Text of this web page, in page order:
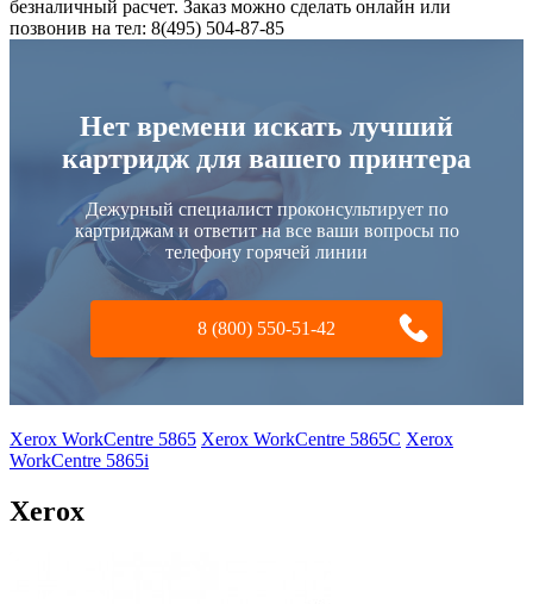
безналичный расчет. Заказ можно сделать онлайн или
позвонив на тел: 8(495) 504-87-85
Нет времени искать лучший
картридж для вашего принтера
Дежурный специалист проконсультирует по
картриджам и ответит на все ваши вопросы по
телефону горячей линии
8 (800) 550-51-42
Xerox WorkCentre 5865 Xerox WorkCentre 5865C Xerox
WorkCentre 5865i
Xerox